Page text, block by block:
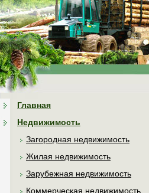
Главная
Недвижимость
Загородная недвижимость
Жилая недвижимость
Зарубежная недвижимость
Коммерческая недвижимость